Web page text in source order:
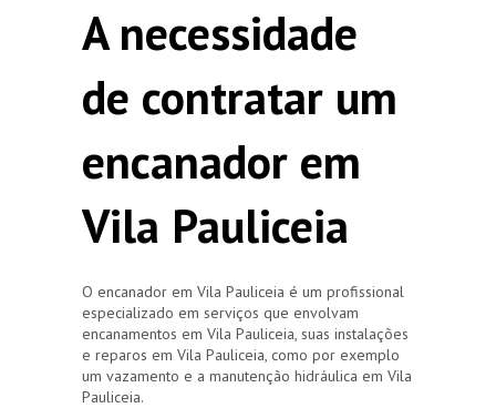
A necessidade
de contratar um
encanador em
Vila Pauliceia
O encanador em Vila Pauliceia é um profissional
especializado em serviços que envolvam
encanamentos em Vila Pauliceia, suas instalações
e reparos em Vila Pauliceia, como por exemplo
um vazamento e a manutenção hidráulica em Vila
Pauliceia.